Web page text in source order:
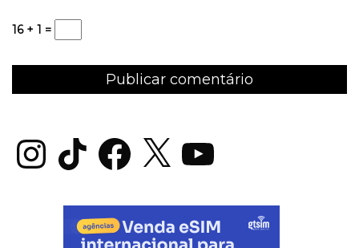
16 + 1 =
InstagramTikTok Facebook
X YouTube